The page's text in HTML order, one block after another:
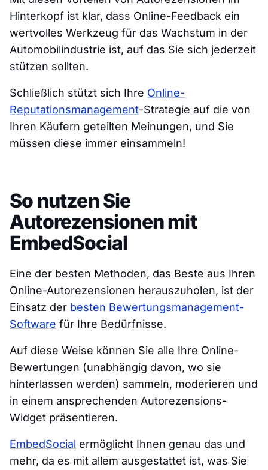
Hinterkopf ist klar, dass Online-Feedback ein
wertvolles Werkzeug für das Wachstum in der
Automobilindustrie ist, auf das Sie sich jederzeit
stützen sollten.
Schließlich stützt sich Ihre Online-
Reputationsmanagement-Strategie auf die von
Ihren Käufern geteilten Meinungen, und Sie
müssen diese immer einsammeln!
So nutzen Sie
Autorezensionen mit
EmbedSocial
Eine der besten Methoden, das Beste aus Ihren
Online-Autorezensionen herauszuholen, ist der
Einsatz der besten Bewertungsmanagement-
Software für Ihre Bedürfnisse.
Auf diese Weise können Sie alle Ihre Online-
Bewertungen (unabhängig davon, wo sie
hinterlassen werden) sammeln, moderieren und
in einem ansprechenden Autorezensions-
Widget präsentieren.
EmbedSocial ermöglicht Ihnen genau das und
mehr, da es mit allem ausgestattet ist, was Sie